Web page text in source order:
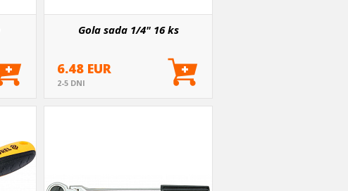
Gola sada 1/4" 16 ks
6.48 EUR
2-5 DNI